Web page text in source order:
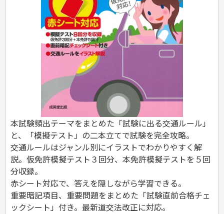
行政書士・宅建
衛生管理・運行管理
建築・土木
電気・危険物
スキル・キャリアアップ
危険物取扱者
消防設備士
登録販売者
その他資格試験
本試験頻出テーマをまとめた「試験に出る交通ルール」
と、「模擬テスト」の二本立てで試験を完全攻略。
交通ルールはジャンル別にイラストでわかりやすく解
説。仮免許模擬テスト３回分、本免許模擬テストを５回
分収録。
赤シート対応で、答えを隠しながら学習できる。
重要暗記項目、重要問題をまとめた「試験直前合格チェ
ックシート」付き。最新道交法改正に対応。